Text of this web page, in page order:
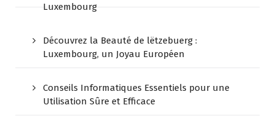
Luxembourg
Découvrez la Beauté de lëtzebuerg :
Luxembourg, un Joyau Européen
Conseils Informatiques Essentiels pour une
Utilisation Sûre et Efficace